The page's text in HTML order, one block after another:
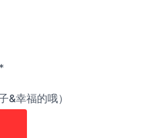
&幸福的哦）